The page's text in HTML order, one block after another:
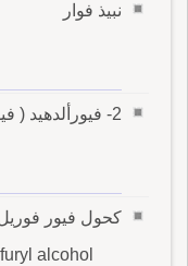
نبيذ فوار
2- فيورألدهيد ( فيور ألدهيد )
كحول فيور
alcohol